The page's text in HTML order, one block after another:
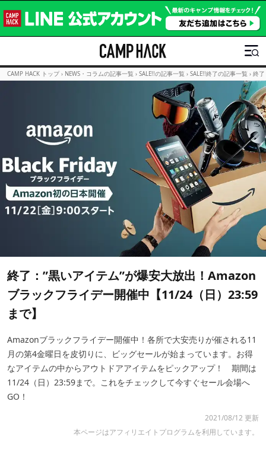
CAMP HACK トップ › NEWS・コラムの記事一覧 › SALE!!の記事一覧 › SALE!!終了の記事一覧 › 終了
終了：”黒いアイテム”が爆安大放出！Amazon
ブラックフライデー開催中【11/24（日）23:59
まで】
Amazonブラックフライデー開催中！各所で大安売りが催される11
月の第4金曜日を皮切りに、ビッグセールが始まっています。お得
なアイテムの中からアウトドアアイテムをピックアップ！ 期間は
11/24（日）23:59まで。これをチェックして今すぐセール会場へ
GO！
2021/08/12 更新
本ページはアフィリエイトプログラムを利用しています。